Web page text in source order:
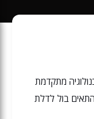
מתקדמת
ואסתטיקה נקייה. מנעול ה-PROXI GLASS התאים בול לדלת